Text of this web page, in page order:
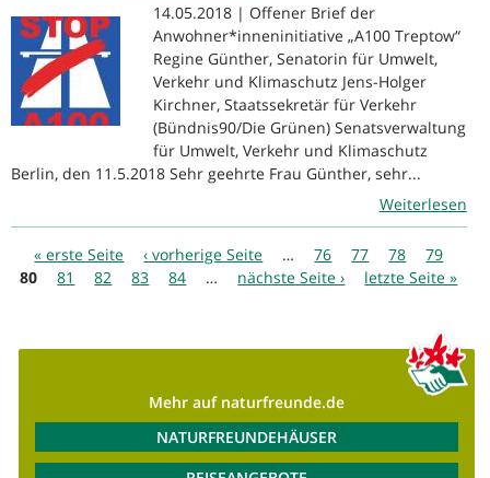
14.05.2018 | Offener Brief der
Anwohner*inneninitiative „A100 Treptow“
Regine Günther, Senatorin für Umwelt,
Verkehr und Klimaschutz Jens-Holger
Kirchner, Staatssekretär für Verkehr
(Bündnis90/Die Grünen) Senatsverwaltung
für Umwelt, Verkehr und Klimaschutz
Berlin, den 11.5.2018 Sehr geehrte Frau Günther, sehr...
Weiterlesen
Seiten
« erste Seite ‹ vorherige Seite … 76 77 78
79
80
81 82 83 84 … nächste Seite › letzte Seite »
Mehr auf naturfreunde.de
NATURFREUNDEHÄUSER